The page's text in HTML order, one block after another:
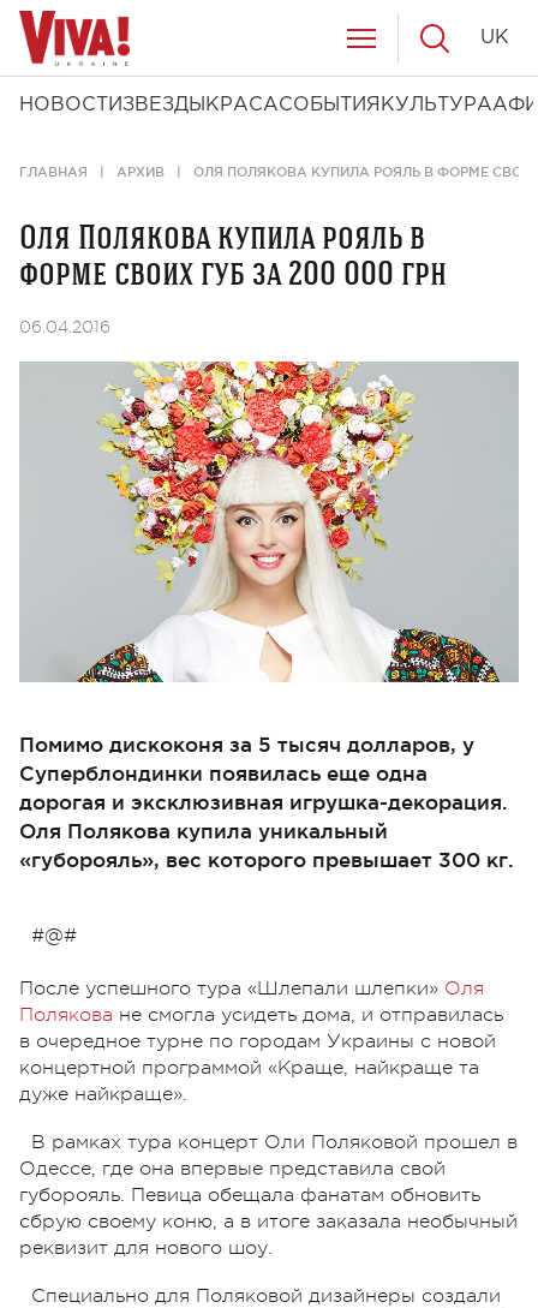
НОВОСТИ ЗВЕЗДЫ КРАСАСОБЫТИЯ КУЛЬТУРА
UK
ГЛАВНАЯ АРХИВ ОЛЯ ПОЛЯКОВА КУПИЛА РОЯЛЬ В ФОРМЕ
Оля Полякова купила рояль в
форме своих губ за 200 000 грн
06.04.2016
Помимо дискоконя за 5 тысяч долларов, у
Суперблондинки появилась еще одна
дорогая и эксклюзивная игрушка-декорация.
Оля Полякова купила уникальный
«губорояль», вес которого превышает 300 кг.
#@#
После успешного тура «Шлепали шлепки» Оля
Полякова не смогла усидеть дома, и отправилась
в очередное турне по городам Украины с новой
концертной программой «Краще, найкраще та
дуже найкраще».
В рамках тура концерт Оли Поляковой прошел в
Одессе, где она впервые представила свой
губорояль. Певица обещала фанатам обновить
сбрую своему коню, а в итоге заказала необычный
реквизит для нового шоу.
Специально для Поляковой дизайнеры создали